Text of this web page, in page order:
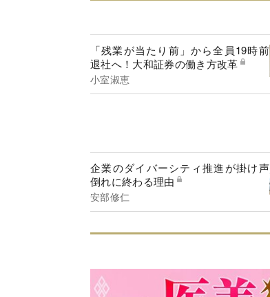
「残業が当たり前」から全員19時前
退社へ！大和証券の働き方改革
小室淑恵
企業のダイバーシティ推進が掛け声
倒れに終わる理由
安部修仁